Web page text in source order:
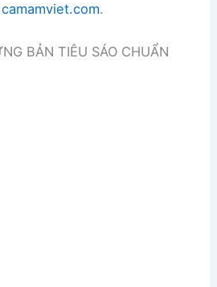
camamviet.com.
BẢN TIÊU SÁO CHUẨN